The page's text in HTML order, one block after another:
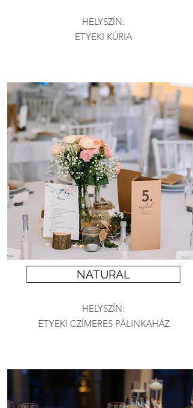
HELYSZÍN:
ETYEKI KÚRIA
NATURAL
HELYSZÍN:
ETYEKI CZÍMERES PÁLINKAHÁZ